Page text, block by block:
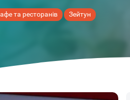
та ресторанів Зейтун